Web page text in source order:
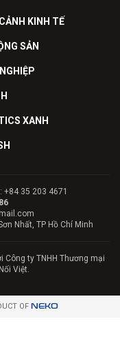
KINH TẾ
SẢN
XANH
+84 35 203 4671
Nhất, TP Hồ Chí Minh
Công ty TNHH Thương mại
Việt.
OF NEKO